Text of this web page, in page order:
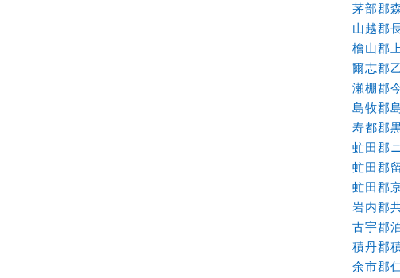
茅部郡
山越郡
檜山郡
爾志郡
瀬棚郡
島牧郡
寿都郡
虻田郡
虻田郡
虻田郡
岩内郡
古宇郡
積丹郡
余市郡